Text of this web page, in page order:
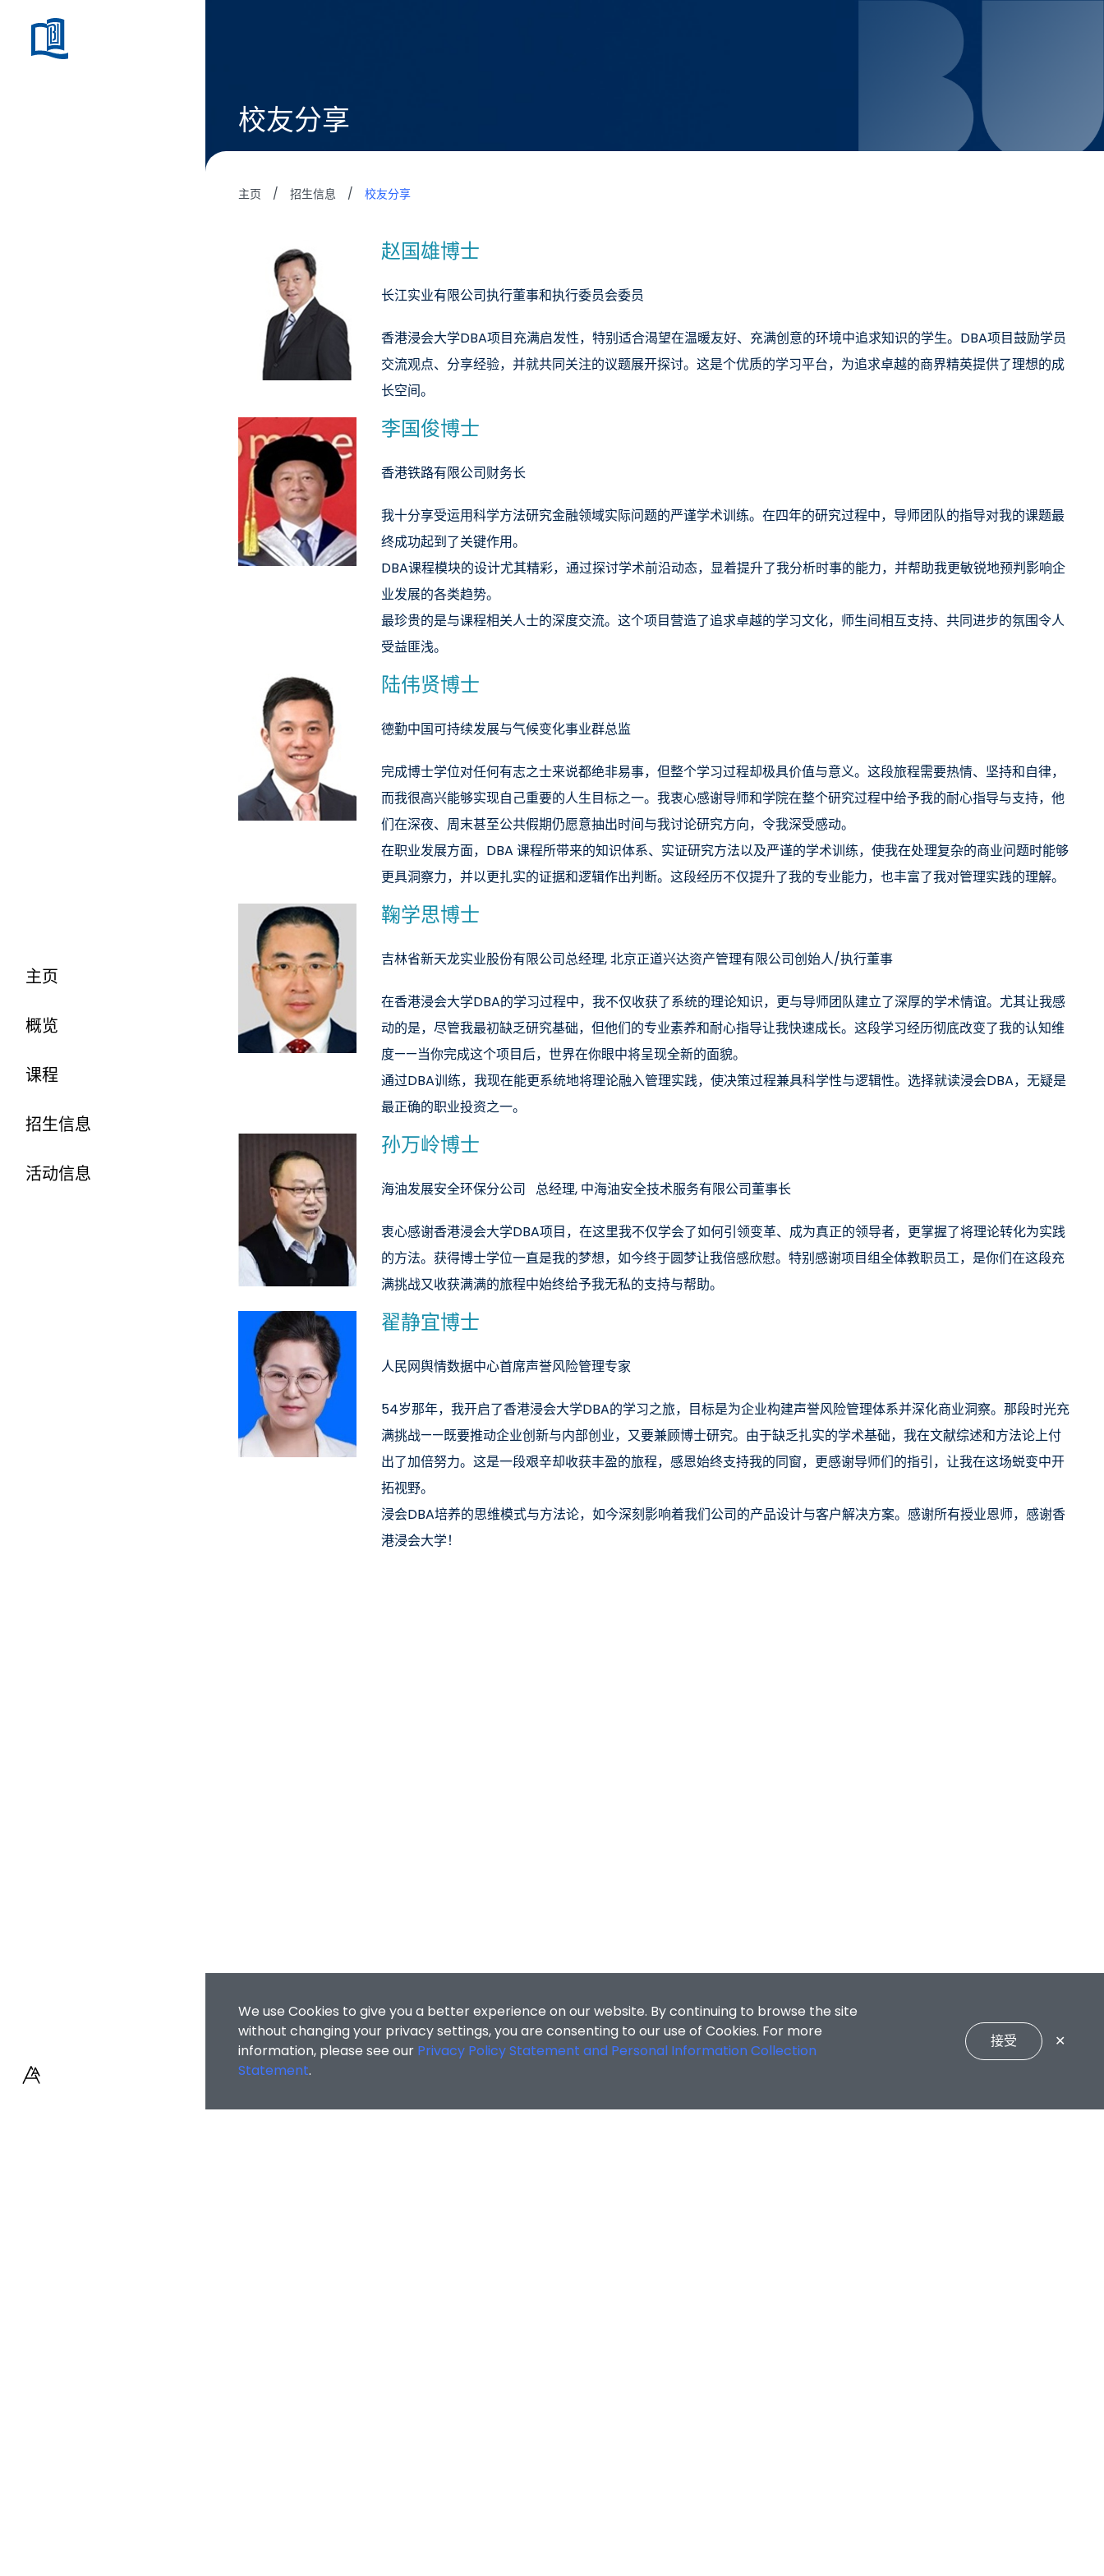
主页
概览
课程
招生信息
活动信息
校友分享
主页 / 招生信息 / 校友分享
赵国雄博士
长江实业有限公司执行董事和执行委员会委员
香港浸会大学DBA项目充满启发性，特别适合渴望在温暖友好、充满创意的环境中追求知识的学生。DBA项目鼓励学员
交流观点、分享经验，并就共同关注的议题展开探讨。这是个优质的学习平台，为追求卓越的商界精英提供了理想的成
长空间。
李国俊博士
香港铁路有限公司财务长
我十分享受运用科学方法研究金融领域实际问题的严谨学术训练。在四年的研究过程中，导师团队的指导对我的课题最
终成功起到了关键作用。
DBA课程模块的设计尤其精彩，通过探讨学术前沿动态，显着提升了我分析时事的能力，并帮助我更敏锐地预判影响企
业发展的各类趋势。
最珍贵的是与课程相关人士的深度交流。这个项目营造了追求卓越的学习文化，师生间相互支持、共同进步的氛围令人
受益匪浅。
陆伟贤博士
德勤中国可持续发展与气候变化事业群总监
完成博士学位对任何有志之士来说都绝非易事，但整个学习过程却极具价值与意义。这段旅程需要热情、坚持和自律，
而我很高兴能够实现自己重要的人生目标之一。我衷心感谢导师和学院在整个研究过程中给予我的耐心指导与支持，他
们在深夜、周末甚至公共假期仍愿意抽出时间与我讨论研究方向，令我深受感动。
在职业发展方面，DBA 课程所带来的知识体系、实证研究方法以及严谨的学术训练，使我在处理复杂的商业问题时能够
更具洞察力，并以更扎实的证据和逻辑作出判断。这段经历不仅提升了我的专业能力，也丰富了我对管理实践的理解。
鞠学思博士
吉林省新天龙实业股份有限公司总经理, 北京正道兴达资产管理有限公司创始人/执行董事
在香港浸会大学DBA的学习过程中，我不仅收获了系统的理论知识，更与导师团队建立了深厚的学术情谊。尤其让我感
动的是，尽管我最初缺乏研究基础，但他们的专业素养和耐心指导让我快速成长。这段学习经历彻底改变了我的认知维
度——当你完成这个项目后，世界在你眼中将呈现全新的面貌。
通过DBA训练，我现在能更系统地将理论融入管理实践，使决策过程兼具科学性与逻辑性。选择就读浸会DBA，无疑是
最正确的职业投资之一。
孙万岭博士
海油发展安全环保分公司 总经理, 中海油安全技术服务有限公司董事长
衷心感谢香港浸会大学DBA项目，在这里我不仅学会了如何引领变革、成为真正的领导者，更掌握了将理论转化为实践
的方法。获得博士学位一直是我的梦想，如今终于圆梦让我倍感欣慰。特别感谢项目组全体教职员工，是你们在这段充
满挑战又收获满满的旅程中始终给予我无私的支持与帮助。
翟静宜博士
人民网舆情数据中心首席声誉风险管理专家
54岁那年，我开启了香港浸会大学DBA的学习之旅，目标是为企业构建声誉风险管理体系并深化商业洞察。那段时光充
满挑战——既要推动企业创新与内部创业，又要兼顾博士研究。由于缺乏扎实的学术基础，我在文献综述和方法论上付
出了加倍努力。这是一段艰辛却收获丰盈的旅程，感恩始终支持我的同窗，更感谢导师们的指引，让我在这场蜕变中开
拓视野。
浸会DBA培养的思维模式与方法论，如今深刻影响着我们公司的产品设计与客户解决方案。感谢所有授业恩师，感谢香
港浸会大学！
We use Cookies to give you a better experience on our website. By continuing to browse the site
without changing your privacy settings, you are consenting to our use of Cookies. For more
information, please see our Privacy Policy Statement and Personal Information Collection
Statement.
接受 ✕